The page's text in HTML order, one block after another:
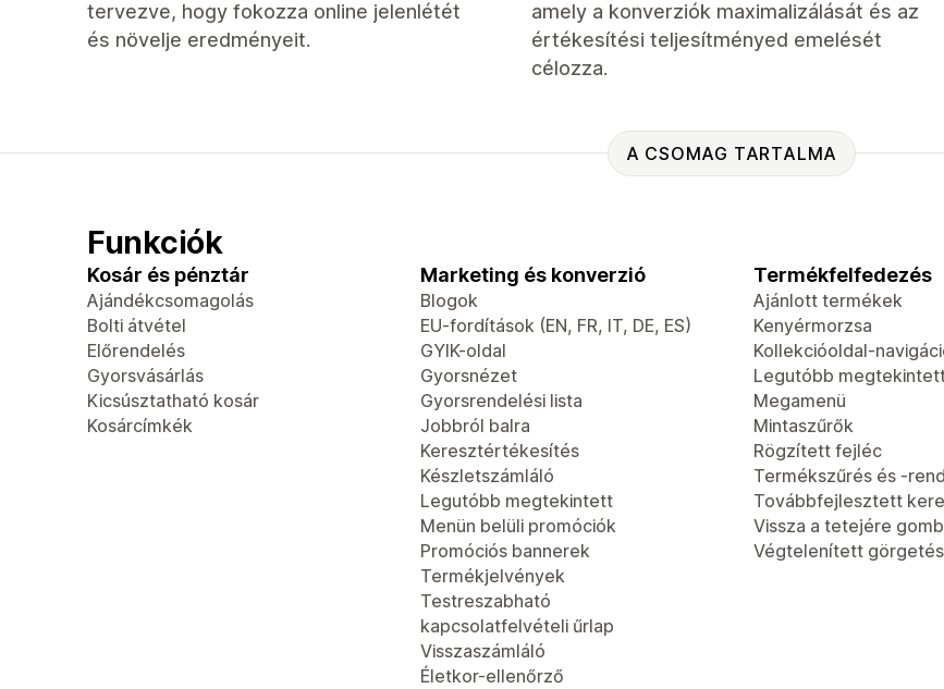
tervezve, hogy fokozza online jelenlétét
és növelje eredményeit.
amely a konverziók maximalizálását és az
értékesítési teljesítményed emelését
célozza.
A CSOMAG TARTALMA
Funkciók
Kosár és pénztár
Ajándékcsomagolás
Bolti átvétel
Előrendelés
Gyorsvásárlás
Kicsúsztatható kosár
Kosárcímkék
Marketing és konverzió
Blogok
EU-fordítások (EN, FR, IT, DE, ES)
GYIK-oldal
Gyorsnézet
Gyorsrendelési lista
Jobbról balra
Keresztértékesítés
Készletszámláló
Legutóbb megtekintett
Menün belüli promóciók
Promóciós bannerek
Termékjelvények
Testreszabható
kapcsolatfelvételi űrlap
Visszaszámláló
Életkor-ellenőrző
Termékfelfedezés
Ajánlott termékek
Kenyérmorzsa
Kollekcióoldal-
Legutóbb
Megamenü
Mintaszűrők
Rögzített fejléc
Termékszűrés és -
Továbbfejlesztett
Vissza a tetejére gomb
Végtelenített görgetés